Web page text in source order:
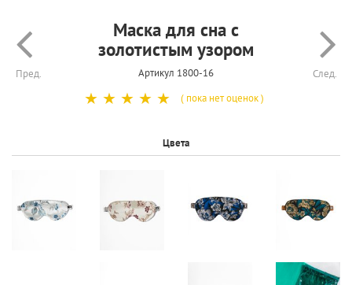
Пред.
Маска для сна с
золотистым узором
Артикул 1800-16 След.
☆
☆
☆
☆
☆ ( пока нет оценок )
Цвета